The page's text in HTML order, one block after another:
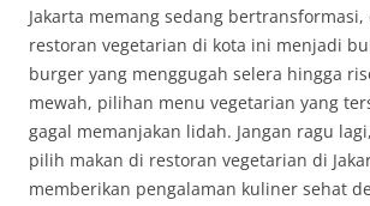
Jakarta memang sedang
restoran vegetarian di kota ini menjadi
burger yang menggugah selera hingga
mewah, pilihan menu vegetarian yang
gagal memanjakan lidah. Jangan ragu
pilih makan di restoran vegetarian di
memberikan pengalaman kuliner sehat